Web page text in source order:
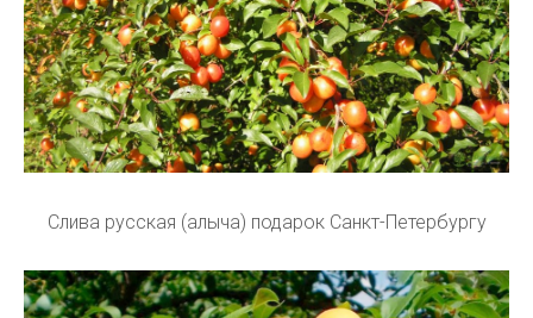
Слива русская (алыча) подарок Санкт-Петербургу